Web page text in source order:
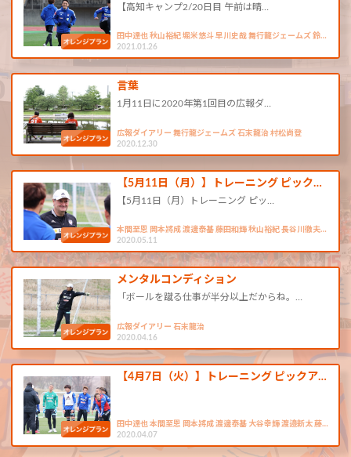
【高知キャンプ2/20日目 午前は晴…
田中達也 秋山裕紀 堀米悠斗 早川史哉 舞行龍ジェームズ 鈴…
2021.01.26
言葉
1月11日に2020年第1回目の広報ダ…
広報ダイアリー 舞行龍ジェームズ 石末龍治 村松尚登
2020.12.30
【5月11日（月）】トレーニング ピック…
【5月11日（月）トレーニング ピッ…
本間至恩 岡本將成 渡邊泰基 藤田和輝 秋山裕紀 長谷川徹夫…
2020.05.11
メンタルコンディション
「ボールを蹴る仕事が半分以上だからね。…
広報ダイアリー 石末龍治
2020.04.16
【4月7日（火）】トレーニング ピックア…
田中達也 本間至恩 岡本將成 渡邊泰基 大谷幸輝 渡邉新太 藤…
2020.04.07